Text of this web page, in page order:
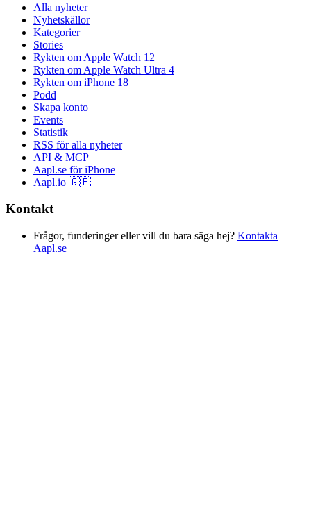
Alla nyheter
Nyhetskällor
Kategorier
Stories
Rykten om Apple Watch 12
Rykten om Apple Watch Ultra 4
Rykten om iPhone 18
Podd
Skapa konto
Events
Statistik
RSS för alla nyheter
API & MCP
Aapl.se för iPhone
Aapl.io 🇬🇧
Kontakt
Frågor, funderinger eller vill du bara säga hej? Kontakta
Aapl.se